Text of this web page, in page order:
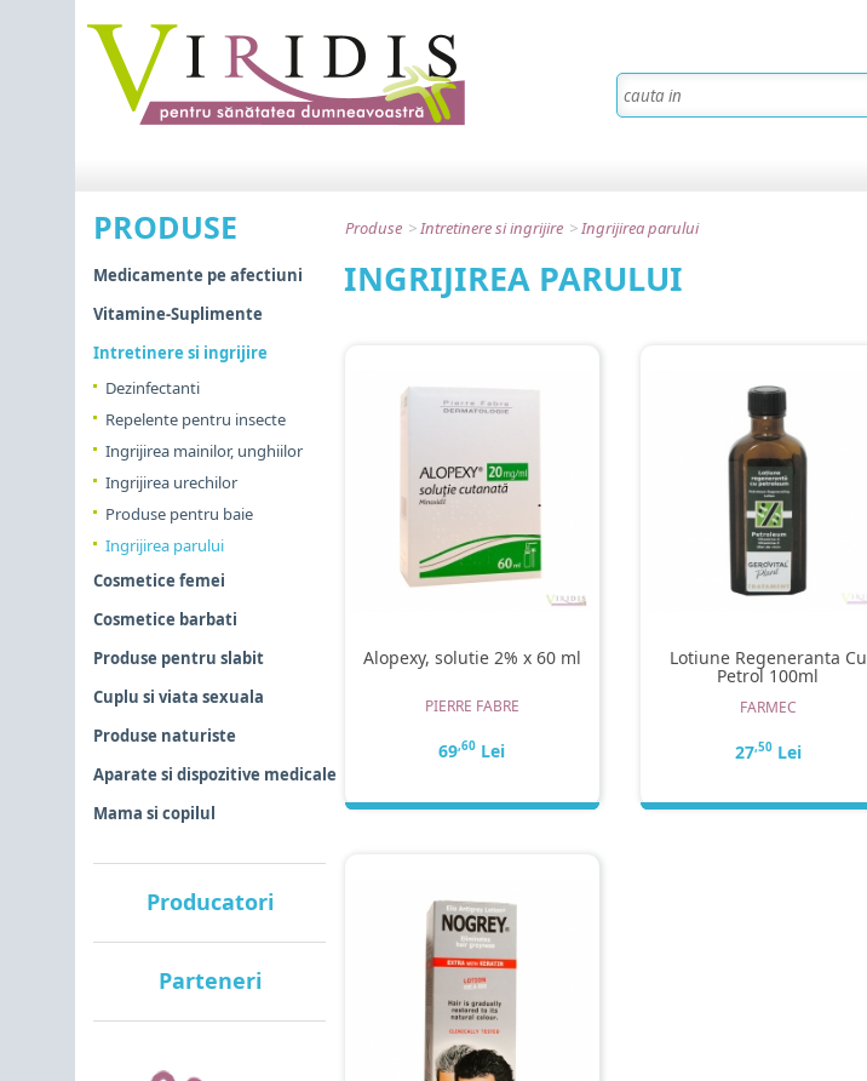
PRODUSE
Medicamente pe afectiuni
Vitamine-Suplimente
Intretinere si ingrijire
Dezinfectanti
Repelente pentru insecte
Ingrijirea mainilor, unghiilor
Ingrijirea urechilor
Produse pentru baie
Ingrijirea parului
Cosmetice femei
Cosmetice barbati
Produse pentru slabit
Cuplu si viata sexuala
Produse naturiste
Aparate si dispozitive medicale
Mama si copilul
Producatori
Parteneri
Produse >Intretinere si ingrijire >Ingrijirea parului
INGRIJIREA PARULUI
Alopexy, solutie 2% x 60 ml
PIERRE FABRE
69,60 Lei
Lotiune Regeneranta Cu
Petrol 100ml
FARMEC
27,50Lei